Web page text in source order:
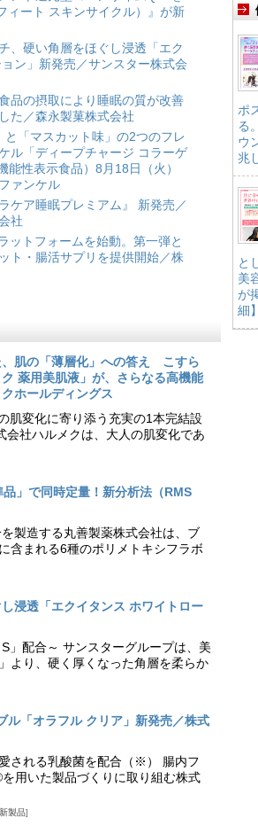
ィート スキンサイクル）』が新
、硬い角層をほぐし浸透「エク
ン」新発売／サンスター株式会
品の摂取により睡眠の質が改善
た／森永製菓株式会社
「マスカット味」の2つのフレ
ル「ディープチャージ コラーゲ
能性表示食品）8月18日（火）
ァンケル
ケア睡眠プレミアム』 新発売／
社
ットフォームを始動。第一弾と
ト・腸活サプリを提供開始／株
肌の「薄層化」への答え こすら
薬用美肌液」が、さらなる高機能
ホールディングス
肌変化に寄り添う充実の1本完結設
社ハルメクは、大人の肌変化であ
」で同時定量！新分析法（RMS
製造する丸善製薬株式会社は、ブ
含まれる6種のポリメトキシフラボ
浸透「エクイタンス ホワイトロー
」配合～ サンスターグループは、美
より、硬く厚くなった角層を柔らか
ル「オラフル クリア」新発売／株式
される乳酸菌を配合（※） 腸内フ
用いた製品づくりに取り組む株式
新製品
ポ
る
ウ
兆
と
美
が
細】